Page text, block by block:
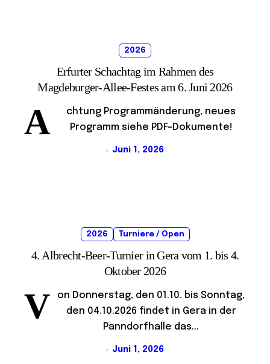
2026
Erfurter Schachtag im Rahmen des
Magdeburger-Allee-Festes am 6. Juni 2026
A
chtung Programmänderung, neues
Programm siehe PDF-Dokumente!
Juni 1, 2026
2026 Turniere / Open
4. Albrecht-Beer-Turnier in Gera vom 1. bis 4.
Oktober 2026
V
on Donnerstag, den 01.10. bis Sonntag,
den 04.10.2026 findet in Gera in der
Panndorfhalle das...
Juni 1, 2026